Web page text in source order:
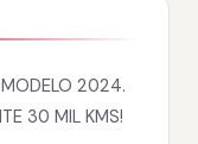
MODELO 2024.
30 MIL KMS!